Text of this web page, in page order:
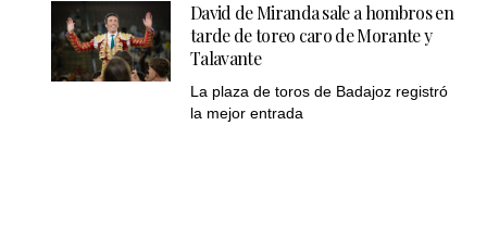
David de Miranda sale a hombros en
tarde de toreo caro de Morante y
Talavante
La plaza de toros de Badajoz registró
la mejor entrada